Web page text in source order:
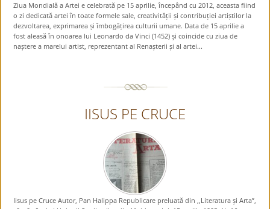
Ziua Mondială a Artei e celebrată pe 15 aprilie, începând cu 2012, aceasta fiind
o zi dedicată artei în toate formele sale, creativității și contribuției artiștilor la
dezvoltarea, exprimarea și îmbogățirea culturii umane. Data de 15 aprilie a
fost aleasă în onoarea lui Leonardo da Vinci (1452) și coincide cu ziua de
naștere a marelui artist, reprezentant al Renașterii și al artei...
IISUS PE CRUCE
Iisus pe Cruce Autor, Pan Halippa Republicare preluată din ,,Literatura și Arta”,